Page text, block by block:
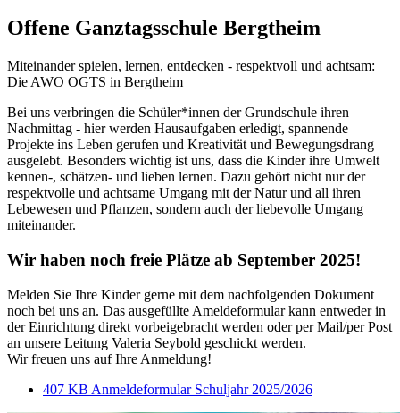
Offene Ganztagsschule Bergtheim
Miteinander spielen, lernen, entdecken - respektvoll und achtsam:
Die AWO OGTS in Bergtheim
Bei uns verbringen die Schüler*innen der Grundschule ihren
Nachmittag - hier werden Hausaufgaben erledigt, spannende
Projekte ins Leben gerufen und Kreativität und Bewegungsdrang
ausgelebt. Besonders wichtig ist uns, dass die Kinder ihre Umwelt
kennen-, schätzen- und lieben lernen. Dazu gehört nicht nur der
respektvolle und achtsame Umgang mit der Natur und all ihren
Lebewesen und Pflanzen, sondern auch der liebevolle Umgang
miteinander.
Wir haben noch freie Plätze ab September 2025!
Melden Sie Ihre Kinder gerne mit dem nachfolgenden Dokument
noch bei uns an. Das ausgefüllte Ameldeformular kann entweder in
der Einrichtung direkt vorbeigebracht werden oder per Mail/per Post
an unsere Leitung Valeria Seybold geschickt werden.
Wir freuen uns auf Ihre Anmeldung!
407 KB Anmeldeformular Schuljahr 2025/2026